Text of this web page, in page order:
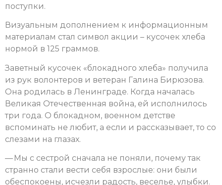
поступки.
Визуальным дополнением к информационным
материалам стал символ акции – кусочек хлеба
нормой в 125 граммов.
Заветный кусочек «блокадного хлеба» получила
из рук волонтеров и ветеран Галина Бирюзова.
Она родилась в Ленинграде. Когда началась
Великая Отечественная война, ей исполнилось
три года. О блокадном, военном детстве
вспоминать не любит, а если и рассказывает, то со
слезами на глазах.
— Мы с сестрой сначала не поняли, почему так
странно стали вести себя взрослые: они были
обеспокоены, исчезли радость, веселье, улыбки.